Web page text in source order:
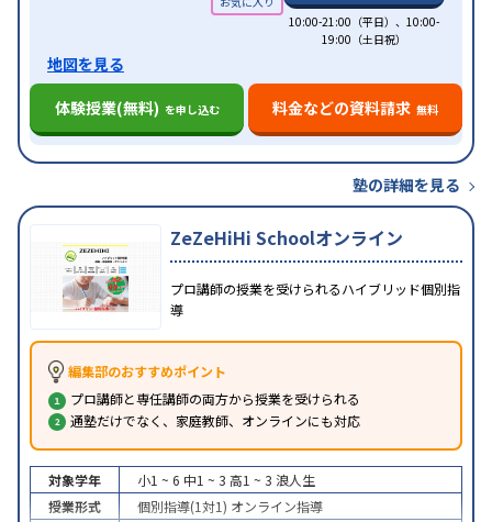
10:00-21:00（平日）、10:00-
19:00（土日祝）
地図を見る
体験授業(無料) を申し込む 料金などの資料請求 無料
塾の詳細を見る
ZeZeHiHi Schoolオンライン
プロ講師の授業を受けられるハイブリッド個別指
導
編集部のおすすめポイント
プロ講師と専任講師の両方から授業を受けられる
通塾だけでなく、家庭教師、オンラインにも対応
対象学年 小1 ~ 6 中1 ~ 3 高1 ~ 3 浪人生
授業形式
個別指導(1対1) オンライン指導